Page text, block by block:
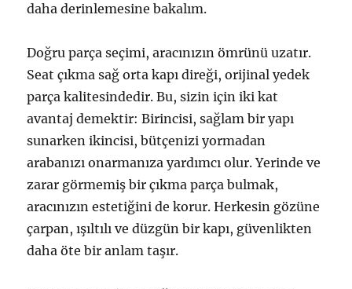
daha derinlemesine bakalım.
Doğru parça seçimi, aracınızın ömrünü uzatır.
Seat çıkma sağ orta kapı direği, orijinal yedek
parça kalitesindedir. Bu, sizin için iki kat
avantaj demektir: Birincisi, sağlam bir yapı
sunarken ikincisi, bütçenizi yormadan
arabanızı onarmanıza yardımcı olur. Yerinde ve
zarar görmemiş bir çıkma parça bulmak,
aracınızın estetiğini de korur. Herkesin gözüne
çarpan, ışıltılı ve düzgün bir kapı, güvenlikten
daha öte bir anlam taşır.